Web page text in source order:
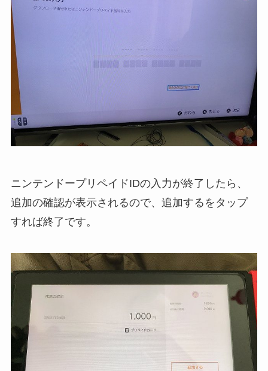
ニンテンドープリペイドIDの入力が終了したら、
追加の確認が表示されるので、追加するをタップ
すれば終了です。